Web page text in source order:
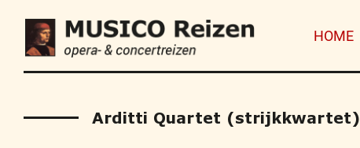
HOME
Arditti Quartet (strijkkwartet)